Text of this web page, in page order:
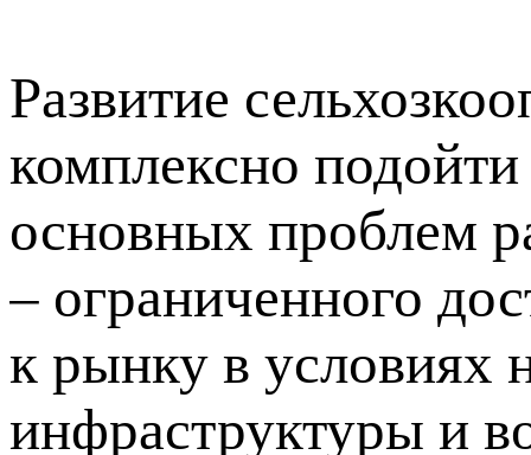
Развитие
комплексно
основных проблем
– ограниченного
к рынку в условиях
инфраструктуры и